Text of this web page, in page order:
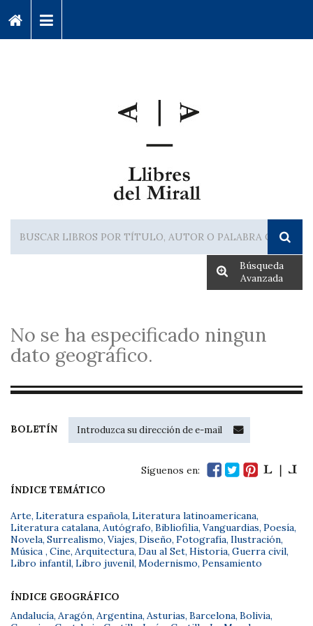
Búsqueda
Avanzada
No se ha especificado ningun
dato geográfico.
BOLETÍN
Síguenos en:
ÍNDICE TEMÁTICO
Arte, Literatura española, Literatura latinoamericana,
Literatura catalana, Autógrafo, Bibliofilia, Vanguardias, Poesía,
Novela, Surrealismo, Viajes, Diseño, Fotografía, Ilustración,
Música , Cine, Arquitectura, Dau al Set, Historia, Guerra civil,
Libro infantil, Libro juvenil, Modernismo, Pensamiento
ÍNDICE GEOGRÁFICO
Andalucía, Aragón, Argentina, Asturias, Barcelona, Bolivia,